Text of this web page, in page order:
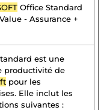
Office Standard
- Assurance +
est une
productivité de
pour les
Elle inclut les
suivantes :